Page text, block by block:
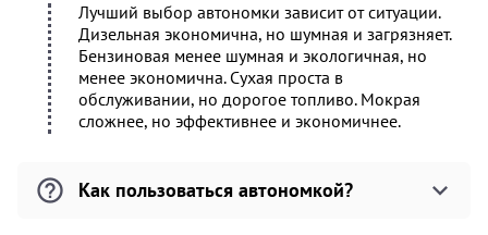
Лучший выбор автономки зависит от ситуации.
Дизельная экономична, но шумная и загрязняет.
Бензиновая менее шумная и экологичная, но
менее экономична. Сухая проста в
обслуживании, но дорогое топливо. Мокрая
сложнее, но эффективнее и экономичнее.
Как пользоваться автономкой?